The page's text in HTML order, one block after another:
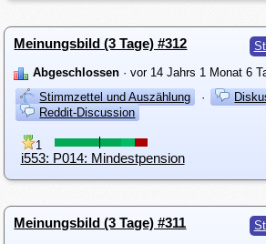
Meinungsbild (3 Tage) #312
Abgeschlossen · vor 14 Jahrs 1 Monat 6
Stimmzettel und Auszählung
·
Reddit-Discussion
1
i553: P014: Mindestpension
Meinungsbild (3 Tage) #311